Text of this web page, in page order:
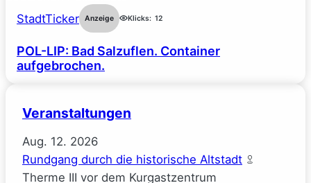
StadtTicker Anzeige Klicks: 12
POL-LIP: Bad Salzuflen. Container
aufgebrochen.
Veranstaltungen
Aug. 12. 2026
Rundgang durch die historische Altstadt
Therme III vor dem Kurgastzentrum